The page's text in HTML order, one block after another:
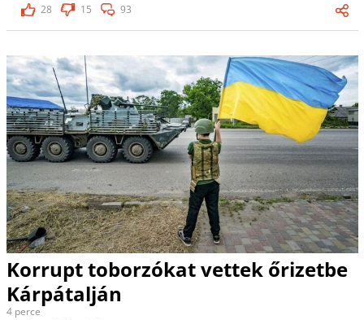
28
15 93
Korrupt toborzókat vettek őrizetbe
Kárpátalján
4 perce